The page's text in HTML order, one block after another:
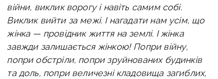
війни, виклик ворогу і навіть самим собі.
Виклик вийти за межі. І нагадати нам усім, що
жінка — провідник життя на землі. І жінка
завжди залишається жінкою! Попри війну,
попри обстріли, попри зруйнованих будинків
та доль, попри величезні кладовища загиблих,